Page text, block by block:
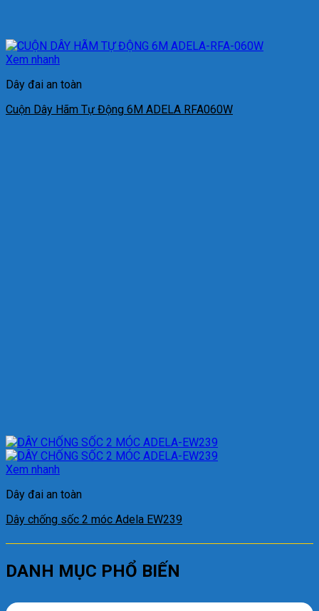
Xem nhanh
Dây đai an toàn
Cuộn Dây Hãm Tự Động 6M ADELA RFA060W
Xem nhanh
Dây đai an toàn
Dây chống sốc 2 móc Adela EW239
DANH MỤC PHỔ BIẾN